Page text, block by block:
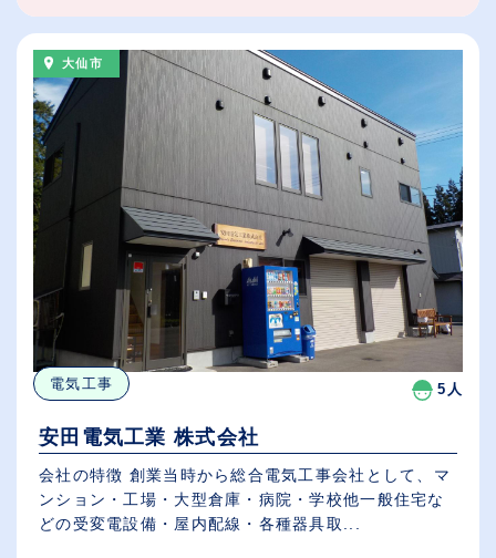
大仙市
電気工事 5人
安田電気工業 株式会社
会社の特徴 創業当時から総合電気工事会社として、マ
ンション・工場・大型倉庫・病院・学校他一般住宅な
どの受変電設備・屋内配線・各種器具取...